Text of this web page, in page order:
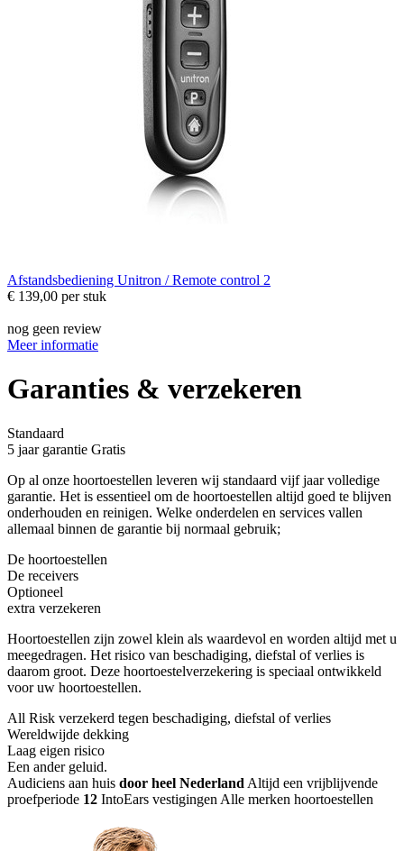
Afstandsbediening Unitron / Remote control 2
€ 139,00 per stuk
nog geen review
Meer informatie
Garanties & verzekeren
Standaard
5 jaar garantie Gratis
Op al onze hoortoestellen leveren wij standaard vijf jaar volledige
garantie. Het is essentieel om de hoortoestellen altijd goed te blijven
onderhouden en reinigen. Welke onderdelen en services vallen
allemaal binnen de garantie bij normaal gebruik;
De hoortoestellen
De receivers
Optioneel
extra verzekeren
Hoortoestellen zijn zowel klein als waardevol en worden altijd met u
meegedragen. Het risico van beschadiging, diefstal of verlies is
daarom groot. Deze hoortoestelverzekering is speciaal ontwikkeld
voor uw hoortoestellen.
All Risk verzekerd tegen beschadiging, diefstal of verlies
Wereldwijde dekking
Laag eigen risico
Een ander geluid.
Audiciens aan huis door heel Nederland Altijd een vrijblijvende
proefperiode 12 IntoEars vestigingen Alle merken hoortoestellen